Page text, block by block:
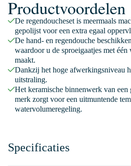
Productvoordelen
De regendoucheset is meermaals
gepolijst voor een extra egaal
De hand- en regendouche
waardoor u de sproeigaatjes met
maakt.
Dankzij het hoge afwerkingsniveau
uitstraling.
Het keramische binnenwerk van een
merk zorgt voor een uitmuntende
watervolumeregeling.
Specificaties